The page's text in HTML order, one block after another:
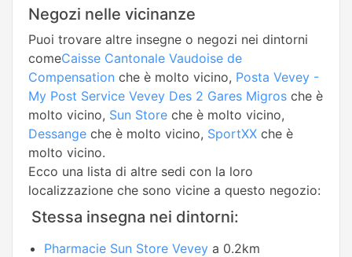
Negozi nelle vicinanze
Puoi trovare altre insegne o negozi nei dintorni
comeCaisse Cantonale Vaudoise de
Compensation che è molto vicino, Posta Vevey -
My Post Service Vevey Des 2 Gares Migros che è
molto vicino, Sun Store che è molto vicino,
Dessange che è molto vicino, SportXX che è
molto vicino.
Ecco una lista di altre sedi con la loro
localizzazione che sono vicine a questo negozio:
Stessa insegna nei dintorni:
Pharmacie Sun Store Vevey a 0.2km